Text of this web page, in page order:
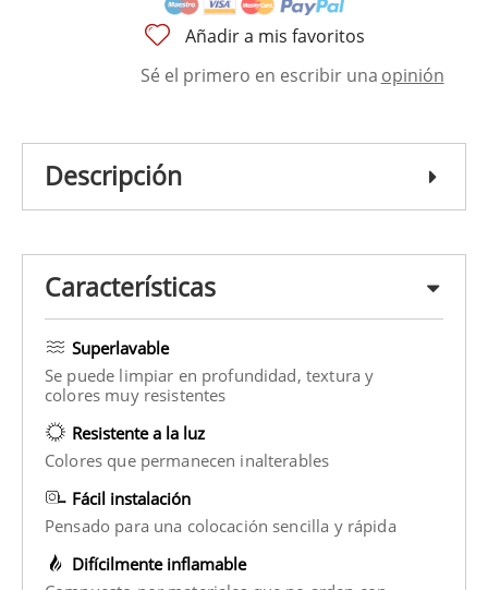
Añadir a mis favoritos
Sé el primero en escribir una opinión
Descripción
Características
Superlavable
Se puede limpiar en profundidad, textura y
colores muy resistentes
Resistente a la luz
Colores que permanecen inalterables
Fácil instalación
Pensado para una colocación sencilla y rápida
Difícilmente inflamable